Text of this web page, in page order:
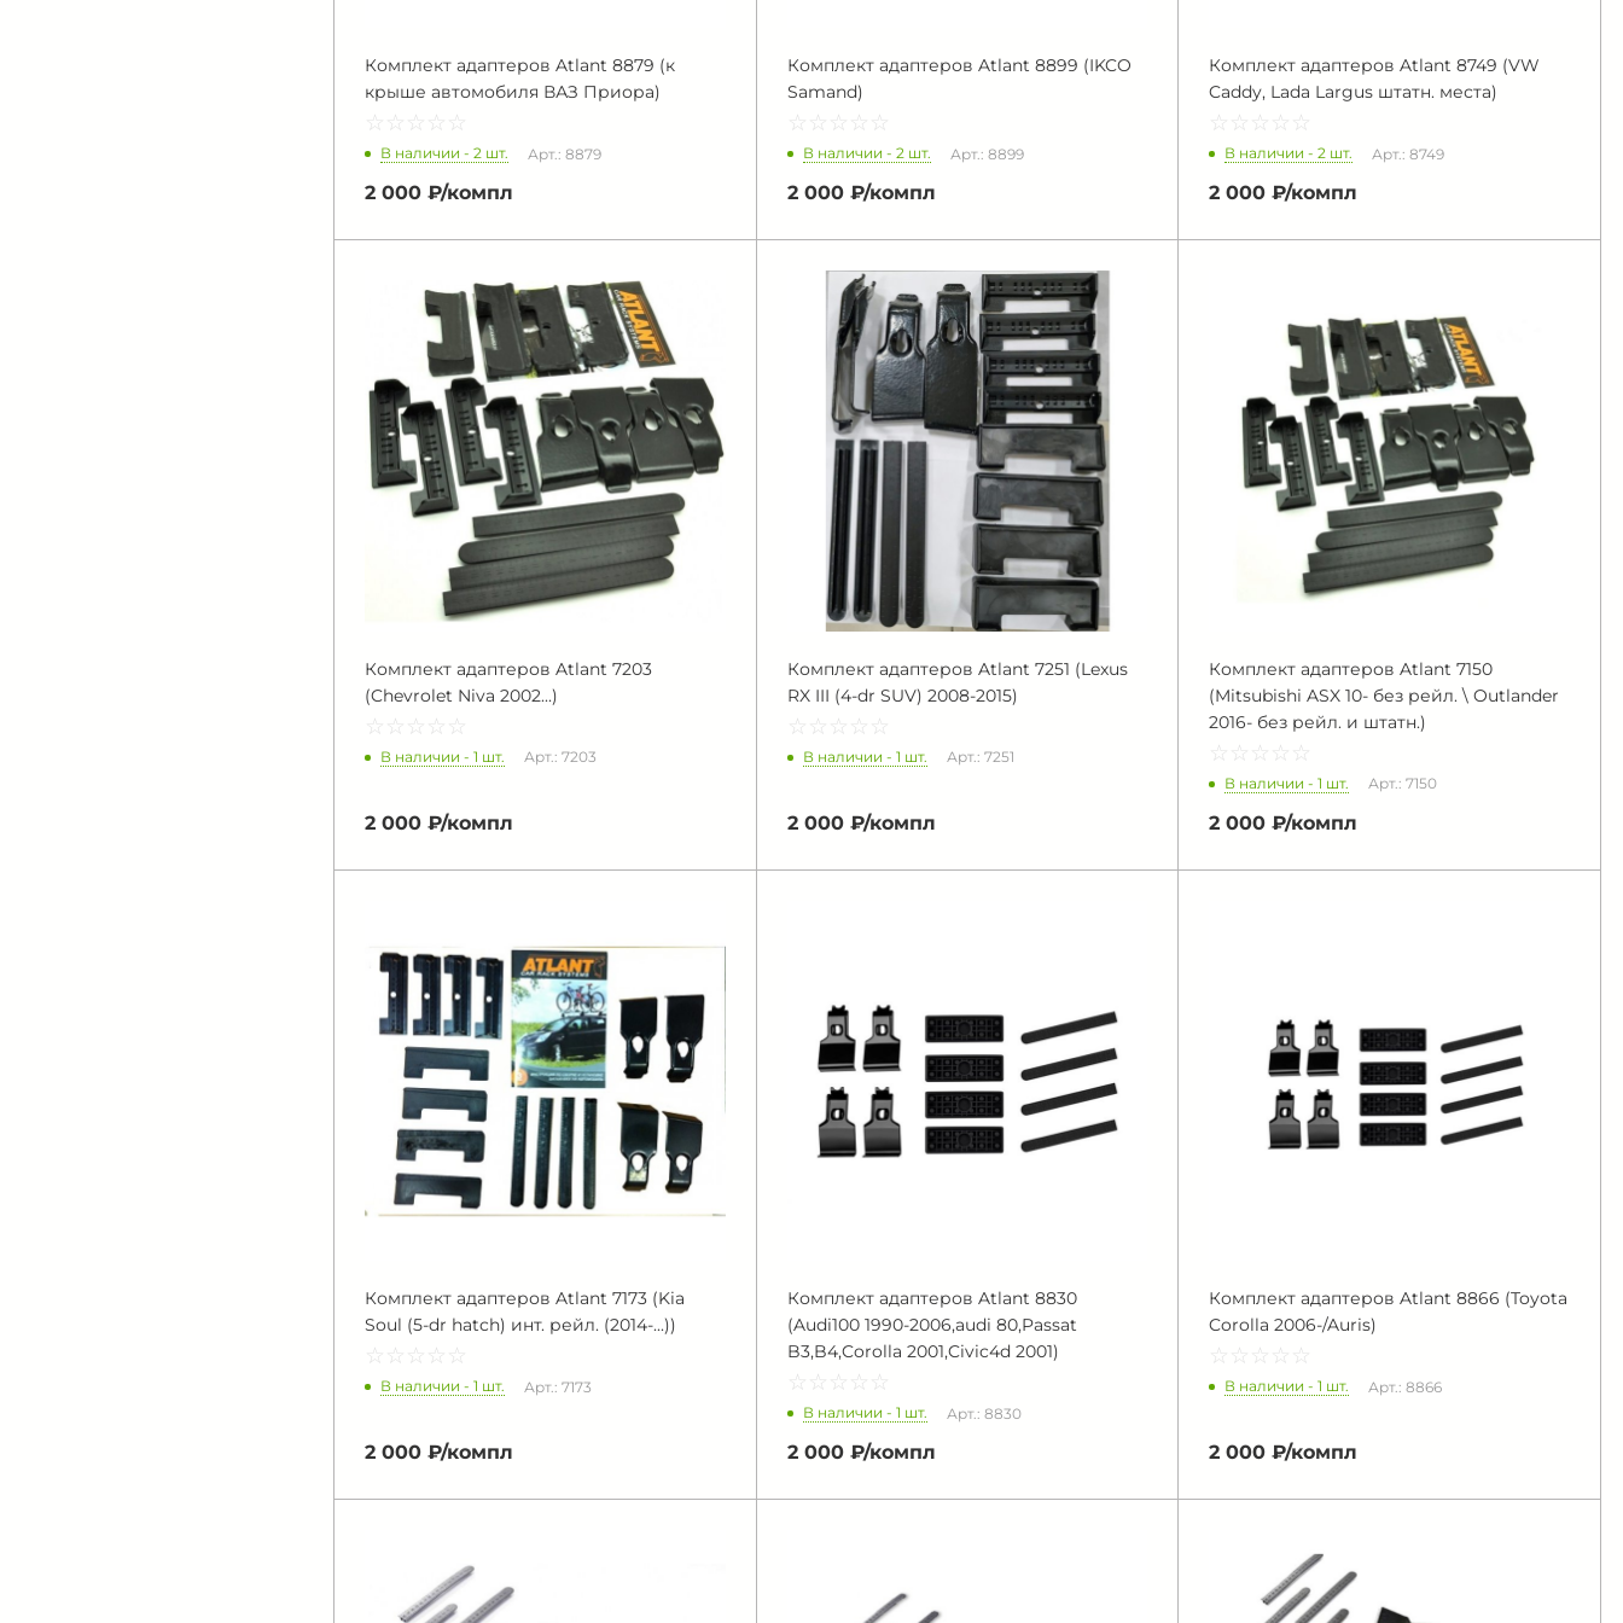
Комплект адаптеров Atlant 8879 (к
крыше автомобиля ВАЗ Приора)
☆ ☆ ☆ ☆ ☆
★ ★ ★ ★ ★
В наличии - 2 шт. Арт.: 8879
2 000 ₽/компл
Комплект адаптеров Atlant 8899 (IKCO
Samand)
☆ ☆ ☆ ☆ ☆
★ ★ ★ ★ ★
В наличии - 2 шт. Арт.: 8899
2 000 ₽/компл
Комплект адаптеров Atlant 8749 (VW
Caddy, Lada Largus штатн. места)
☆ ☆ ☆ ☆ ☆
★ ★ ★ ★ ★
В наличии - 2 шт. Арт.: 8749
2 000 ₽/компл
Комплект адаптеров Atlant 7203
(Chevrolet Niva 2002...)
☆ ☆ ☆ ☆ ☆
★ ★ ★ ★ ★
В наличии - 1 шт. Арт.: 7203
2 000 ₽/компл
Комплект адаптеров Atlant 7251 (Lexus
RX III (4-dr SUV) 2008-2015)
☆ ☆ ☆ ☆ ☆
★ ★ ★ ★ ★
В наличии - 1 шт. Арт.: 7251
2 000 ₽/компл
Комплект адаптеров Atlant 7150
(Mitsubishi ASX 10- без рейл. \ Outlander
2016- без рейл. и штатн.)
☆ ☆ ☆ ☆ ☆
★ ★ ★ ★ ★
В наличии - 1 шт. Арт.: 7150
2 000 ₽/компл
Комплект адаптеров Atlant 7173 (Kia
Soul (5-dr hatch) инт. рейл. (2014-...))
☆ ☆ ☆ ☆ ☆
★ ★ ★ ★ ★
В наличии - 1 шт. Арт.: 7173
2 000 ₽/компл
Комплект адаптеров Atlant 8830
(Audi100 1990-2006,audi 80,Passat
B3,B4,Corolla 2001,Civic4d 2001)
☆ ☆ ☆ ☆ ☆
★ ★ ★ ★ ★
В наличии - 1 шт. Арт.: 8830
2 000 ₽/компл
Комплект адаптеров Atlant 8866 (Toyota
Corolla 2006-/Auris)
☆ ☆ ☆ ☆ ☆
★ ★ ★ ★ ★
В наличии - 1 шт. Арт.: 8866
2 000 ₽/компл